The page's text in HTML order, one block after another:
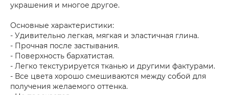
украшения и многое другое.
Основные характеристики:
- Удивительно легкая, мягкая и эластичная глина.
- Прочная после застывания.
- Поверхность бархатистая.
- Легко текстурируется тканью и другими фактурами.
- Все цвета хорошо смешиваются между собой для
получения желаемого оттенка.